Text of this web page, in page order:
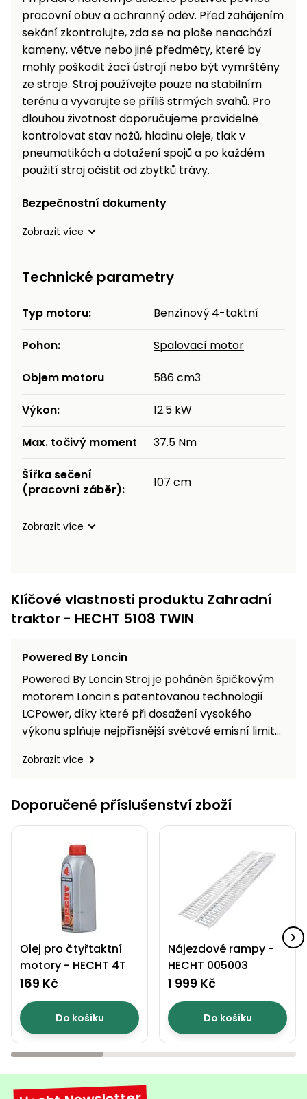
pracovní obuv a ochranný oděv. Před zahájením
sekání zkontrolujte, zda se na ploše nenachází
kameny, větve nebo jiné předměty, které by
mohly poškodit žací ústrojí nebo být vymrštěny
ze stroje. Stroj používejte pouze na stabilním
terénu a vyvarujte se příliš strmých svahů. Pro
dlouhou životnost doporučujeme pravidelně
kontrolovat stav nožů, hladinu oleje, tlak v
pneumatikách a dotažení spojů a po každém
použití stroj očistit od zbytků trávy.
Bezpečnostní dokumenty
Zobrazit více
Technické parametry
Typ motoru: Benzínový 4-taktní
Pohon: Spalovací motor
Objem motoru 586 cm3
Výkon: 12.5 kW
Max. točivý moment 37.5 Nm
Šířka sečení
(pracovní záběr):
107 cm
Zobrazit více
Klíčové vlastnosti produktu Zahradní
traktor - HECHT 5108 TWIN
Powered By Loncin
Powered By Loncin Stroj je poháněn špičkovým
motorem Loncin s patentovanou technologií
LCPower, díky které při dosažení vysokého
výkonu splňuje nejpřísnější světové emisní limity
Zobrazit více
Doporučené příslušenství zboží
Olej pro čtyřtaktní
motory - HECHT 4T
169 Kč
Do košíku
Nájezdové rampy -
HECHT 005003
1 999 Kč
Do košíku